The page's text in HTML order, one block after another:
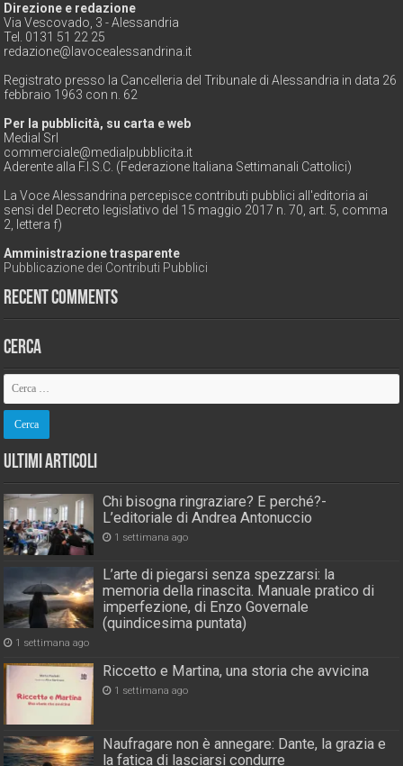
Direzione e redazione
Via Vescovado, 3 - Alessandria
Tel. 0131 51 22 25
redazione@lavocealessandrina.it
Registrato presso la Cancelleria del Tribunale di Alessandria in data 26
febbraio 1963 con n. 62
Per la pubblicità, su carta e web
Medial Srl
commerciale@medialpubblicita.it
Aderente alla F.I.S.C. (Federazione Italiana Settimanali Cattolici)
La Voce Alessandrina percepisce contributi pubblici all'editoria ai
sensi del Decreto legislativo del 15 maggio 2017 n. 70, art. 5, comma
2, lettera f)
Amministrazione trasparente
Pubblicazione dei Contributi Pubblici
Recent Comments
Cerca
Ultimi Articoli
Chi bisogna ringraziare? E perché?-
L’editoriale di Andrea Antonuccio
1 settimana ago
L’arte di piegarsi senza spezzarsi: la
memoria della rinascita. Manuale pratico di
imperfezione, di Enzo Governale
(quindicesima puntata)
1 settimana ago
Riccetto e Martina, una storia che avvicina
1 settimana ago
Naufragare non è annegare: Dante, la grazia e
la fatica di lasciarsi condurre